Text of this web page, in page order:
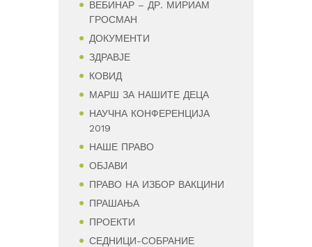
ВЕБИНАР – ДР. МИРИАМ
ГРОСМАН
ДОКУМЕНТИ
ЗДРАВЈЕ
КОВИД
МАРШ ЗА НАШИТЕ ДЕЦА
НАУЧНА КОНФЕРЕНЦИЈА
2019
НАШЕ ПРАВО
ОБЈАВИ
ПРАВО НА ИЗБОР ВАКЦИНИ
ПРАШАЊА
ПРОЕКТИ
СЕДНИЦИ-СОБРАНИЕ